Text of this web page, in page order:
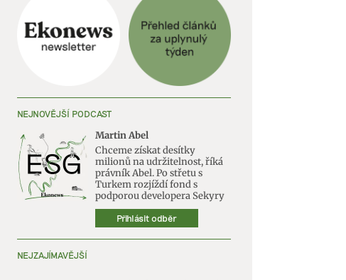
NEJNOVĚJŠÍ PODCAST
Martin Abel
Chceme získat desítky
milionů na udržitelnost, říká
právník Abel. Po střetu s
Turkem rozjíždí fond s
podporou developera Sekyry
Přihlásit odběr
NEJZAJÍMAVĚJŠÍ